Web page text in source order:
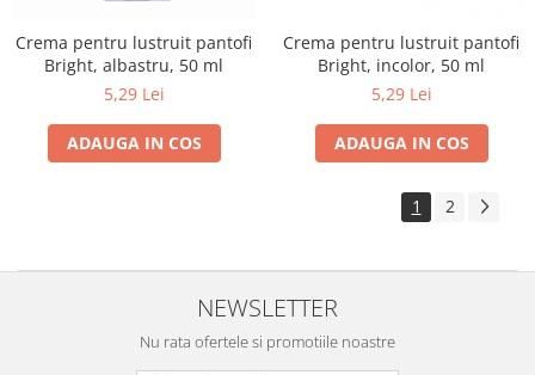
Crema pentru lustruit pantofi
Bright, albastru, 50 ml
5,29 Lei
ADAUGA IN COS
Crema pentru lustruit pantofi
Bright, incolor, 50 ml
5,29 Lei
ADAUGA IN COS
1 2
NEWSLETTER
Nu rata ofertele si promotiile noastre